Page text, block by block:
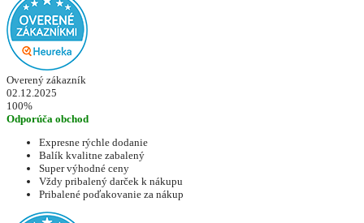
Overený zákazník
02.12.2025
100%
Odporúča obchod
Expresne rýchle dodanie
Balík kvalitne zabalený
Super výhodné ceny
Vždy pribalený darček k nákupu
Pribalené poďakovanie za nákup